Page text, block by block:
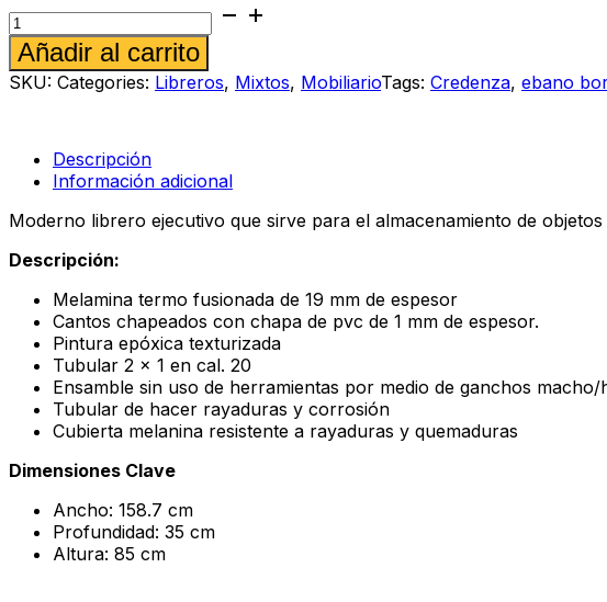
Librero
sobre
credenza
01
Ébano
Añadir al carrito
SKU: Categories: Libreros, Mixtos, MobiliarioTags: Credenza, ebano
Descripción
Información adicional
Moderno librero ejecutivo que sirve para el almacenamiento de
Descripción:
Melamina termo fusionada de 19 mm de espesor
Cantos chapeados con chapa de pvc de 1 mm de espesor.
Pintura epóxica texturizada
Tubular 2 x 1 en cal. 20
Ensamble sin uso de herramientas por medio de ganchos macho/
Tubular de hacer rayaduras y corrosión
Cubierta melanina resistente a rayaduras y quemaduras
Dimensiones Clave
Ancho: 158.7 cm
Profundidad: 35 cm
Altura: 85 cm